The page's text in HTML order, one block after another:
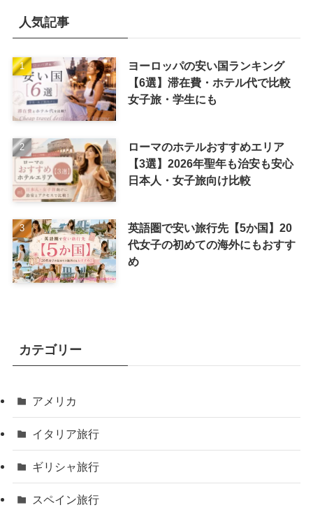
人気記事
ヨーロッパの安い国ランキング
【6選】滞在費・ホテル代で比較
女子旅・学生にも
ローマのホテルおすすめエリア
【3選】2026年聖年も治安も安心
日本人・女子旅向け比較
英語圏で安い旅行先【5か国】20
代女子の初めての海外にもおすす
め
カテゴリー
アメリカ
イタリア旅行
ギリシャ旅行
スペイン旅行